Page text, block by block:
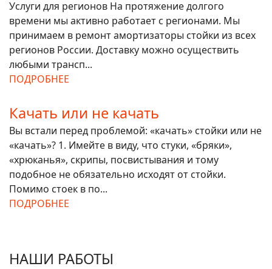
Услуги для регионов На протяжение долгого
времени мы активно работает с регионами. Мы
принимаем в ремонт амортизаторы стойки из всех
регионов России. Доставку можно осуществить
любыми трансп...
ПОДРОБНЕЕ
Качать или не качать
Вы встали перед проблемой: «качать» стойки или не
«качать»? 1. Имейте в виду, что стуки, «бряки»,
«хрюканья», скрипы, посвистывания и тому
подобное не обязательно исходят от стойки.
Помимо стоек в по...
ПОДРОБНЕЕ
НАШИ РАБОТЫ